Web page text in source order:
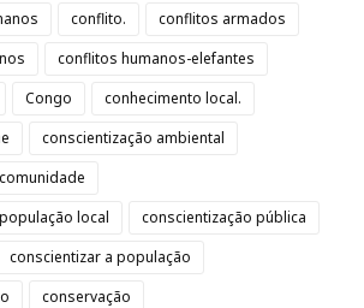
conflito.
conflitos armados
conflitos humanos-elefantes
Congo
conhecimento local.
conscientização ambiental
local
conscientização pública
conscientizar a população
conservação